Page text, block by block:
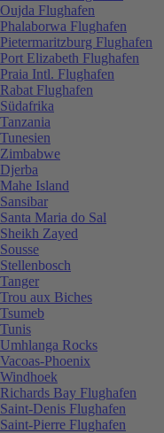
Oujda Flughafen
Phalaborwa Flughafen
Pietermaritzburg Flughafen
Port Elizabeth Flughafen
Praia Intl. Flughafen
Rabat Flughafen
Südafrika
Tanzania
Tunesien
Zimbabwe
Djerba
Mahe Island
Sansibar
Santa Maria do Sal
Sheikh Zayed
Sousse
Stellenbosch
Tanger
Trou aux Biches
Tsumeb
Tunis
Umhlanga Rocks
Vacoas-Phoenix
Windhoek
Richards Bay Flughafen
Saint-Denis Flughafen
Saint-Pierre Flughafen